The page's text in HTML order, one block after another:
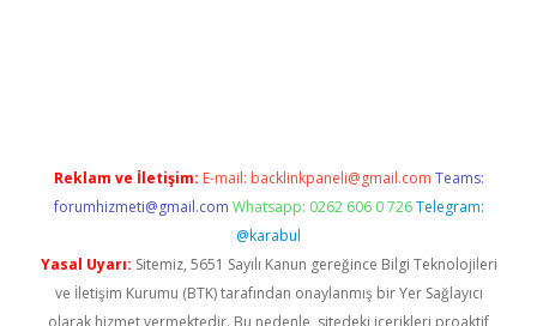
Reklam ve İletişim: E-mail: backlinkpaneli@gmail.com Teams:
forumhizmeti@gmail.com Whatsapp: 0262 606 0 726 Telegram:
@karabul
Yasal Uyarı: Sitemiz, 5651 Sayılı Kanun gereğince Bilgi Teknolojileri
ve İletişim Kurumu (BTK) tarafından onaylanmış bir Yer Sağlayıcı
olarak hizmet vermektedir. Bu nedenle, sitedeki içerikleri proaktif